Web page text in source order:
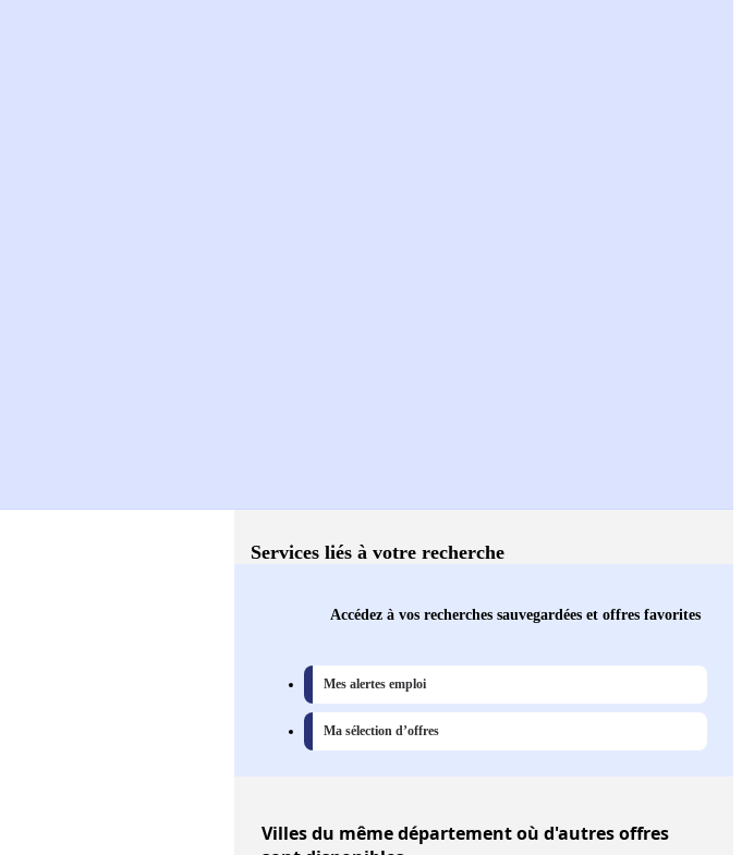
Services liés à votre recherche
Accédez à vos recherches sauvegardées et offres favorites
Mes alertes emploi
Ma sélection d’offres
Villesdu même département où d'autres offres